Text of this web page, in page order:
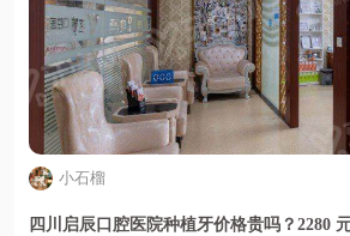
小石榴